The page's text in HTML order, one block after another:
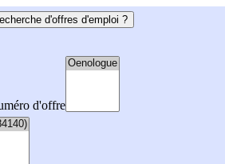
d'offres d'emploi ?
d'offre